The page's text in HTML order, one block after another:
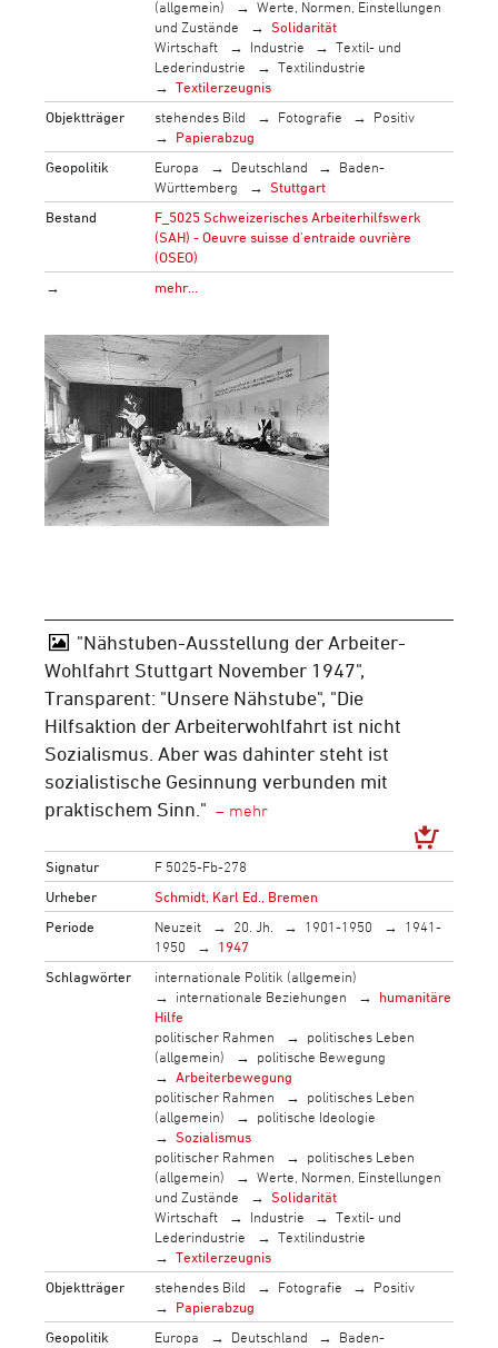
(allgemein)
Werte, Normen, Einstellungen
und Zustände
Solidarität
Wirtschaft
Industrie
Textil- und
Lederindustrie
Textilindustrie
Textilerzeugnis
Objektträger
stehendes Bild Fotografie
Positiv
Papierabzug
Geopolitik
Europa Deutschland
Baden-
Württemberg
Stuttgart
Bestand
F_5025 Schweizerisches Arbeiterhilfswerk
(SAH) - Oeuvre suisse d'entraide ouvrière
(OSEO)
→
mehr…
"Nähstuben-Ausstellung der Arbeiter-
Wohlfahrt Stuttgart November 1947",
Transparent: "Unsere Nähstube", "Die
Hilfsaktion der Arbeiterwohlfahrt ist nicht
Sozialismus. Aber was dahinter steht ist
sozialistische Gesinnung verbunden mit
praktischem Sinn."
Signatur
F 5025-Fb-278
Urheber
Schmidt, Karl Ed., Bremen
Periode
Neuzeit 20. Jh. 1901-1950
1941-
1950
1947
Schlagwörter
internationale Politik (allgemein)
internationale Beziehungen
humanitäre
Hilfe
politischer Rahmen
politisches Leben
(allgemein)
politische Bewegung
Arbeiterbewegung
politischer Rahmen
politisches Leben
(allgemein)
politische Ideologie
Sozialismus
politischer Rahmen
politisches Leben
(allgemein)
Werte, Normen, Einstellungen
und Zustände
Solidarität
Wirtschaft
Industrie
Textil- und
Lederindustrie
Textilindustrie
Textilerzeugnis
Objektträger
stehendes Bild Fotografie
Positiv
Papierabzug
Geopolitik
Europa Deutschland
Baden-